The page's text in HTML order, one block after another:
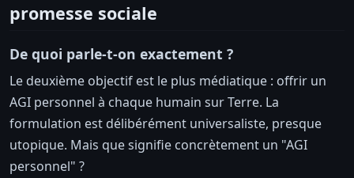
promesse sociale
De quoi parle-t-on exactement ?
Le deuxième objectif est le plus médiatique : offrir un
AGI personnel à chaque humain sur Terre. La
formulation est délibérément universaliste, presque
utopique. Mais que signifie concrètement un "AGI
personnel" ?